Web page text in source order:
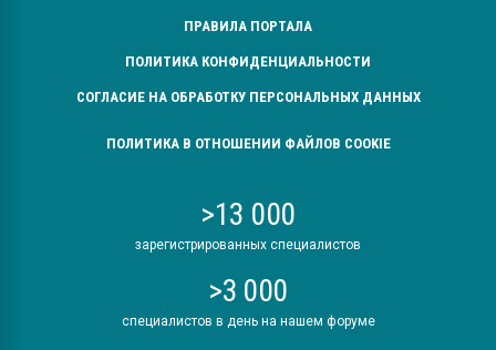
ПРАВИЛА ПОРТАЛА
ПОЛИТИКА КОНФИДЕНЦИАЛЬНОСТИ
СОГЛАСИЕ НА ОБРАБОТКУ ПЕРСОНАЛЬНЫХ ДАННЫХ
ПОЛИТИКА В ОТНОШЕНИИ ФАЙЛОВ COOKIE
>13 000
зарегистрированных специалистов
>3 000
специалистов в день на нашем форуме